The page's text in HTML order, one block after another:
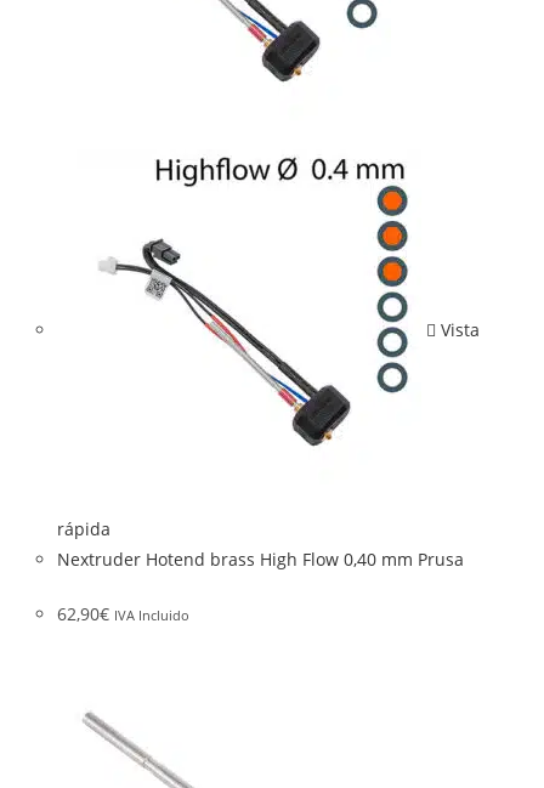
Vista
rápida
Nextruder Hotend brass High Flow 0,40 mm Prusa
62,90€ IVA Incluido